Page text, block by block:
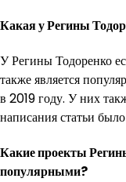
Какая у Регины
У Регины Тодоренко
также является
в 2019 году. У них
написания статьи
Какие проекты
популярными?